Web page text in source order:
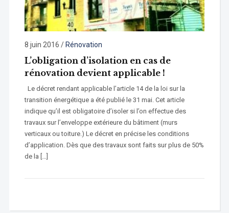
8 juin 2016 /Rénovation
L’obligation d’isolation en cas de
rénovation devient applicable !
Le décret rendant applicable l’article 14 de la loi sur la
transition énergétique a été publié le 31 mai. Cet article
indique qu’il est obligatoire d’isoler si l’on effectue des
travaux sur l’enveloppe extérieure du bâtiment (murs
verticaux ou toiture.) Le décret en précise les conditions
d’application. Dès que des travaux sont faits sur plus de 50%
de la […]